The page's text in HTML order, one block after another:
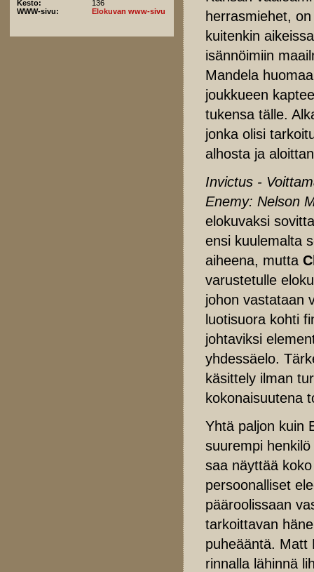
Kesto:
136
WWW-sivu:
Elokuvan www-sivu
herrasmiehet,
kuitenkin
isännöimiin
Mandela
joukkueen
tukensa tälle.
jonka olisi
alhosta ja
Invictus -
Enemy: Nelson
elokuvaksi
ensi kuulemalta
aiheena, mutta
varustetulle
johon vastataan
luotisuora kohti
johtaviksi
yhdessäelo.
käsittely ilman
kokonaisuutena
Yhtä paljon kuin
suurempi
saa näyttää
persoonalliset
pääroolissaan
tarkoittavan
puheääntä. Matt
rinnalla lähinnä